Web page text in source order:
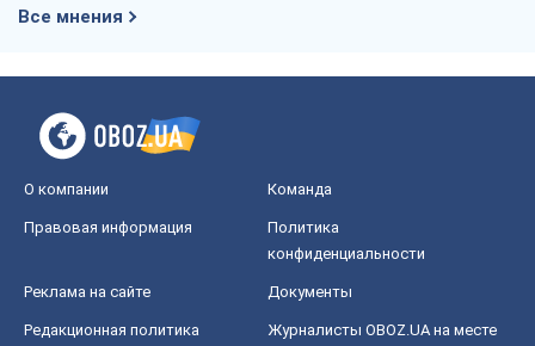
Все мнения
О компании Команда
Правовая информация
Политика
конфиденциальности
Реклама на сайте Документы
Редакционная политика
Журналисты OBOZ.UA на месте